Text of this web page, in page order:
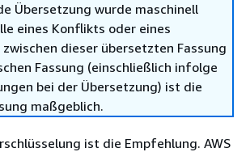
Übersetzung wurde maschinell
eines Konflikts oder eines
dieser übersetzten Fassung
Fassung (einschließlich infolge
bei der Übersetzung) ist die
maßgeblich.
ist die Empfehlung. AWS